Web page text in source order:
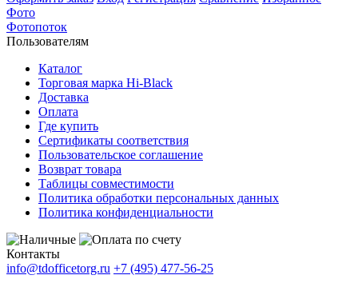
Фото
Фотопоток
Пользователям
Каталог
Торговая марка Hi-Black
Доставка
Оплата
Где купить
Сертификаты соответствия
Пользовательское соглашение
Возврат товара
Таблицы совместимости
Политика обработки персональных данных
Политика конфиденциальности
Контакты
info@tdofficetorg.ru +7 (495) 477-56-25